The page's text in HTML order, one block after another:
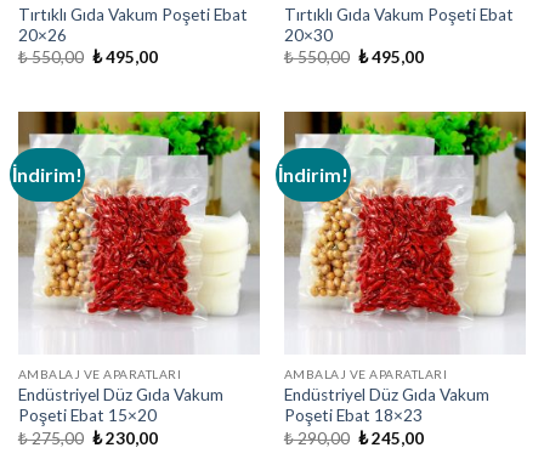
Tırtıklı Gıda Vakum Poşeti Ebat
20×26
₺550,00 Orijinal
₺495,00Şu
Tırtıklı Gıda Vakum Poşeti Ebat
20×30
₺550,00 Orijinal
₺495,00Şu
İndirim!
AMBALAJ VE APARATLARI
Endüstriyel Düz Gıda Vakum
Poşeti Ebat 15×20
₺275,00 Orijinal
₺230,00Şu
İndirim!
AMBALAJ VE APARATLARI
Endüstriyel Düz Gıda Vakum
Poşeti Ebat 18×23
₺290,00 Orijinal
₺245,00Şu